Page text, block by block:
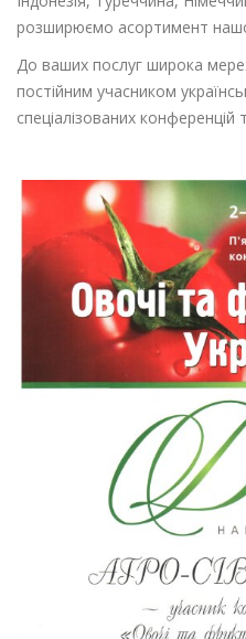
розширюємо асортимент
До ваших послуг широка
постійним учасником
спеціалізованих конференцій